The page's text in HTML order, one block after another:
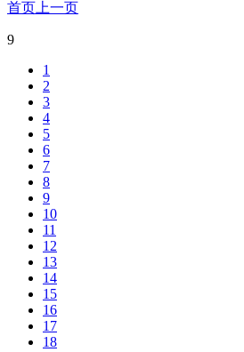
首页 上一页
9
1
2
3
4
5
6
7
8
9
10
11
12
13
14
15
16
17
18